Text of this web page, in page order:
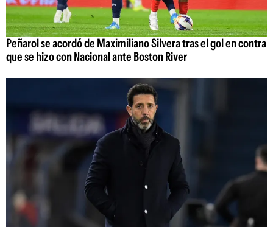
Peñarol se acordó de Maximiliano Silvera tras el gol en contra
que se hizo con Nacional ante Boston River